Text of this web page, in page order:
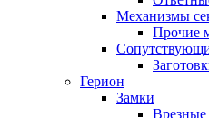
Механизмы
Прочие
Герион
Замки
Врезные